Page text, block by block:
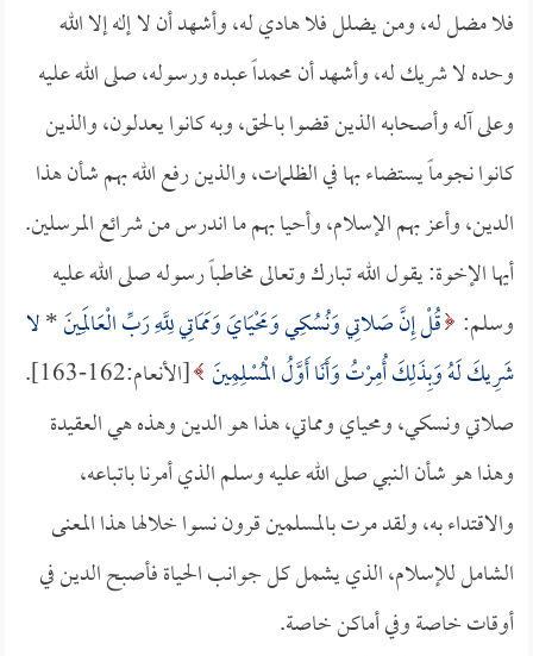
فلا مضل له، ومن يضلل فلا هادي له، وأشهد أن لا إله إلا الله
وحده لا شريك له، وأشهد أن محمداً عبده ورسوله، صلى الله عليه
وعلى آله وأصحابه الذين قضوا بالحق، وبه كانوا يعدلون، والذين
كانوا نجوماً يستضاء بها في الظلمات، والذين رفع الله بهم شأن هذا
الدين، وأعز بهم الإسلام، وأحيا بهم ما اندرس من شرائع المرسلين.
أيها الإخوة: يقول الله تبارك وتعالى مخاطباً رسوله صلى الله عليه
وسلم: قُلْ إِنَّ صَلاتِي وَنُسُكِي وَمَحْيَايَ وَمَمَاتِي لِلَّهِ رَبِّ الْعَالَمِينَ*لا
شَرِيكَ لَهُ وَبِذَلِكَ أُمِرْتُ وَأَنَا أَوَّلُ الْمُسْلِمِينَ [الأنعام:162-163].
صلاتي ونسكي، ومحياي ومماتي، هذا هو الدين وهذه هي العقيدة
وهذا هو شأن النبي صلى الله عليه وسلم الذي أمرنا باتباعه،
والاقتداء به، ولقد مرت بالمسلمين قرون نسوا خلالها هذا المعنى
الشامل للإسلام، الذي يشمل كل جوانب الحياة فأصبح الدين في
أوقات خاصة وفي أماكن خاصة.